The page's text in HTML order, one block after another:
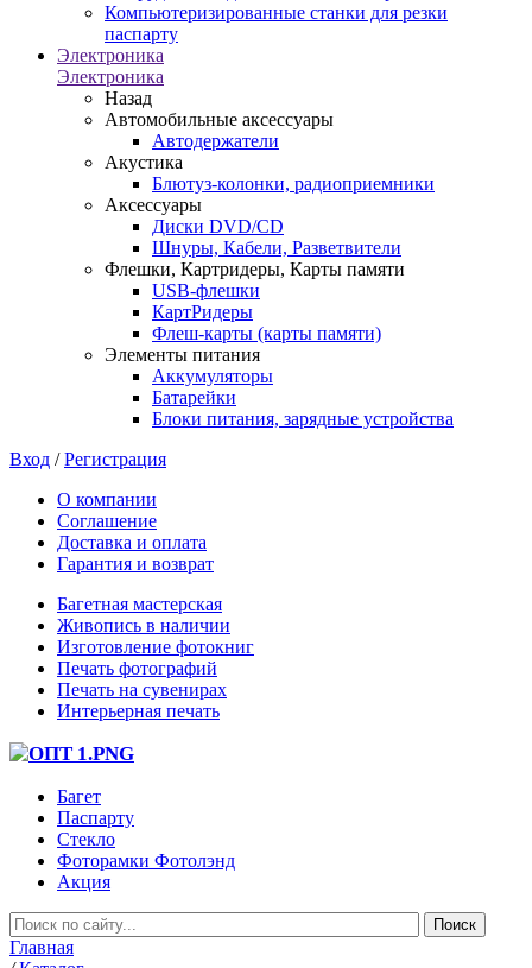
Компьютеризированные станки для резки
паспарту
Электроника
Электроника
Назад
Автомобильные аксессуары
Автодержатели
Акустика
Блютуз-колонки, радиоприемники
Аксессуары
Диски DVD/CD
Шнуры, Кабели, Разветвители
Флешки, Картридеры, Карты памяти
USB-флешки
КартРидеры
Флеш-карты (карты памяти)
Элементы питания
Аккумуляторы
Батарейки
Блоки питания, зарядные устройства
Вход /Регистрация
О компании
Соглашение
Доставка и оплата
Гарантия и возврат
Багетная мастерская
Живопись в наличии
Изготовление фотокниг
Печать фотографий
Печать на сувенирах
Интерьерная печать
Багет
Паспарту
Стекло
Фоторамки Фотолэнд
Акция
Главная